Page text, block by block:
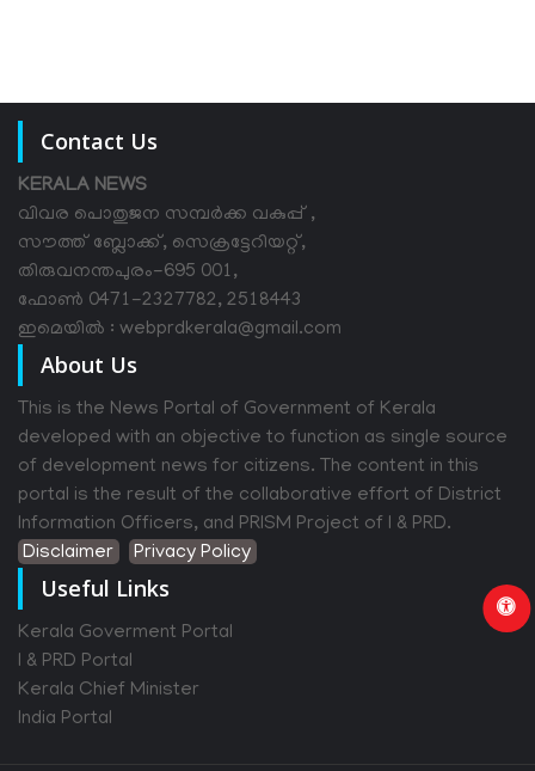
Contact Us
KERALA NEWS
വിവര പൊതുജന സമ്പര്‍ക്ക വകുപ്പ് ,
സൗത്ത് ബ്ലോക്ക്, സെക്രട്ടേറിയറ്റ്,
തിരുവനന്തപുരം-695 001,
ഫോൺ 0471-2327782, 2518443
ഇമെയിൽ : webprdkerala@gmail.com
About Us
This is the News Portal of Government of Kerala
developed with an objective to function as single source
of development news for citizens. The content in this
portal is the result of the collaborative effort of District
Information Officers, and PRISM Project of I & PRD.
Disclaimer
Privacy Policy
Useful Links
Kerala Goverment Portal
I & PRD Portal
Kerala Chief Minister
India Portal